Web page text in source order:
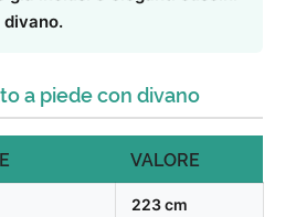
a piede con divano
VALORE
223 cm